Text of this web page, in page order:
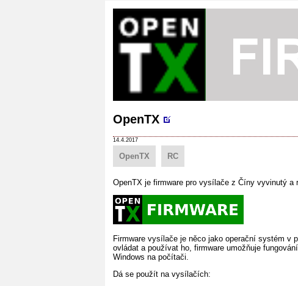
OpenTX
14.4.2017
OpenTX RC
OpenTX je firmware pro vysílače z Číny vyvinutý
Firmware vysílače je něco jako operační systém
ovládat a používat ho, firmware umožňuje
Windows na počítači.
Dá se použít na vysílačích: